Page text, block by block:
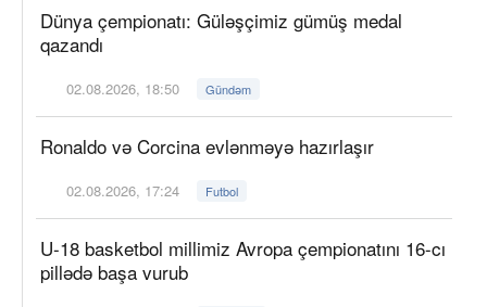
Dünya çempionatı: Güləşçimiz gümüş medal
qazandı
02.08.2026, 18:50 Gündəm
Ronaldo və Corcina evlənməyə hazırlaşır
02.08.2026, 17:24 Futbol
U-18 basketbol millimiz Avropa çempionatını 16-cı
pillədə başa vurub